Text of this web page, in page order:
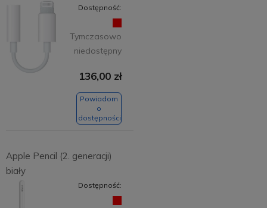
Dostępność:
Tymczasowo
niedostępny
136,00 zł
Powiadom
o
dostępności
Apple Pencil (2. generacji)
biały
Dostępność: